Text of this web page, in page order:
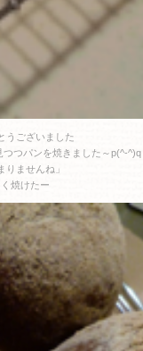
うございました
つパンを焼きました～p(^-^)q
ませんね」
焼けたー